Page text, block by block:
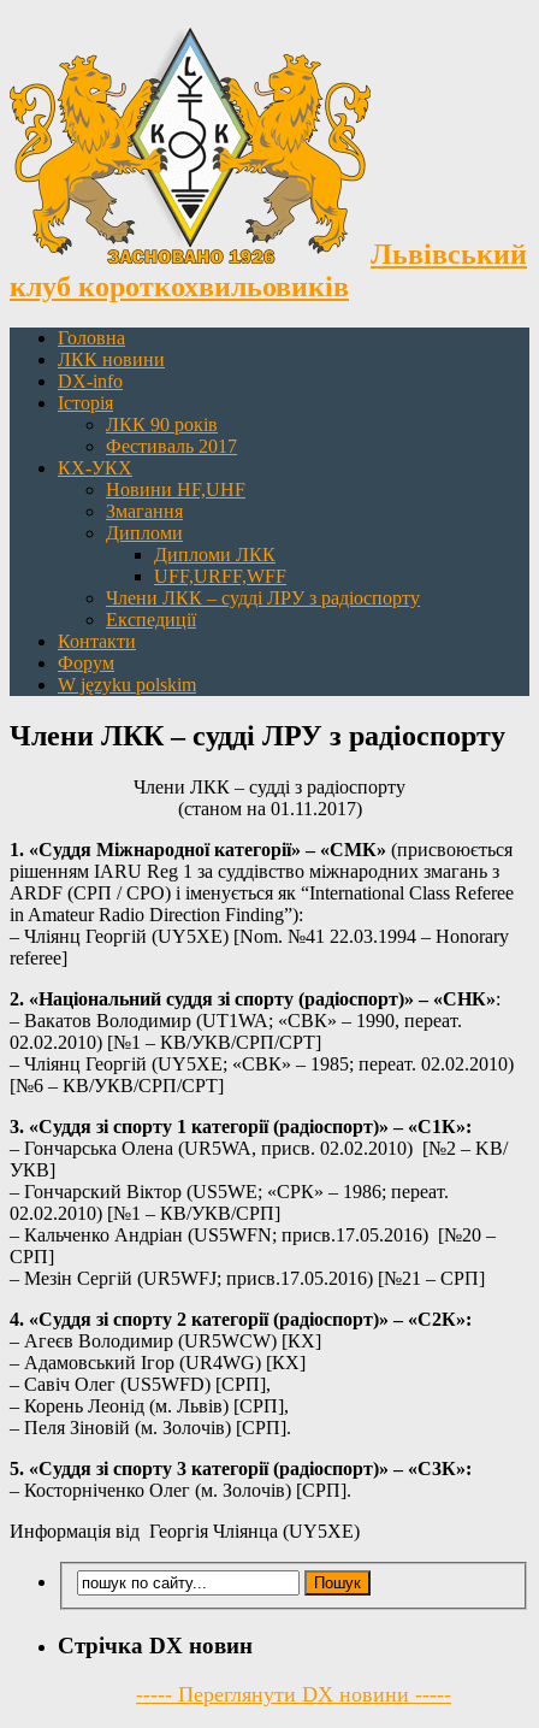
Львівський
клуб короткохвильовиків
Головна
ЛКК новини
DX-info
Історія
ЛКК 90 років
Фестиваль 2017
КХ-УКХ
Новини HF,UHF
Змагання
Дипломи
Дипломи ЛКК
UFF,URFF,WFF
Члени ЛКК – судді ЛРУ з радіоспорту
Експедиції
Контакти
Форум
W języku polskim
Члени ЛКК – судді ЛРУ з радіоспорту
Члени ЛКК – судді з радіоспорту
(станом на 01.11.2017)
1. «Суддя Міжнародної категорії» – «СМК» (присвоюється
рішенням IARU Reg 1 за суддівство міжнародних змагань з
ARDF (СРП / СРО) і іменується як “International Class Referee
in Amateur Radio Direction Finding”):
– Чліянц Георгій (UY5XE) [Nom. №41 22.03.1994 – Honorary
referee]
2. «Нацiональний суддя зi спорту (радiоспорт)» – «СНК»:
– Вакатов Володимир (UT1WA; «СВК» – 1990, переат.
02.02.2010) [№1 – КВ/УКВ/СРП/СРТ]
– Чліянц Георгій (UY5XE; «СВК» – 1985; переат. 02.02.2010)
[№6 – КВ/УКВ/СРП/СРТ]
3. «Суддя зi спорту 1 категорiї (радiоспорт)» – «С1К»:
– Гончарська Олена (UR5WA, присв. 02.02.2010) [№2 – KВ/
УКВ]
– Гончарский Віктор (US5WE; «СРК» – 1986; переат.
02.02.2010) [№1 – КВ/УКВ/СРП]
– Кальченко Андріан (US5WFN; присв.17.05.2016) [№20 –
СРП]
– Мезін Сергій (UR5WFJ; присв.17.05.2016) [№21 – СРП]
4. «Суддя зi спорту 2 категорiї (радiоспорт)» – «С2К»:
– Агеєв Володимир (UR5WCW) [КХ]
– Адамовський Ігор (UR4WG) [КХ]
– Савіч Олег (US5WFD) [СРП],
– Корень Леонід (м. Львів) [СРП],
– Пеля Зіновій (м. Золочів) [СРП].
5. «Суддя зi спорту 3 категорiї (радiоспорт)» – «С3К»:
– Косторніченко Олег (м. Золочів) [СРП].
Информація від Георгія Чліянца (UY5XE)
Стрічка DX новин
----- Переглянути DX новини -----